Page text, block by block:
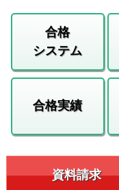
合格
システム
合格実績
資料請求